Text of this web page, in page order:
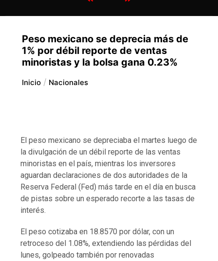
Peso mexicano se deprecia más de
1% por débil reporte de ventas
minoristas y la bolsa gana 0.23%
Inicio Nacionales
El peso mexicano se depreciaba el martes luego de
la divulgación de un débil reporte de las ventas
minoristas en el país, mientras los inversores
aguardan declaraciones de dos autoridades de la
Reserva Federal (Fed) más tarde en el día en busca
de pistas sobre un esperado recorte a las tasas de
interés.
El peso cotizaba en 18.8570 por dólar, con un
retroceso del 1.08%, extendiendo las pérdidas del
lunes, golpeado también por renovadas